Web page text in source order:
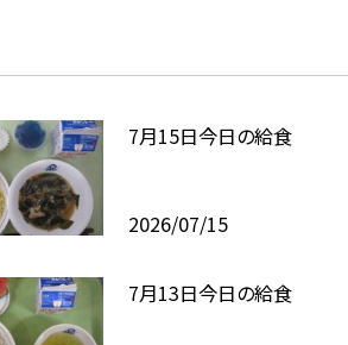
7月15日今日の給食
2026/07/15
7月13日今日の給食